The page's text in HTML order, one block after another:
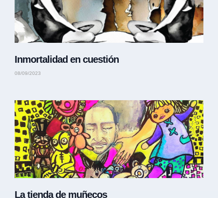
Inmortalidad en cuestión
08/09/2023
La tienda de muñecos